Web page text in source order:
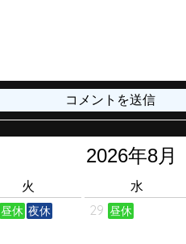
火 水
昼休 夜休 29 昼休